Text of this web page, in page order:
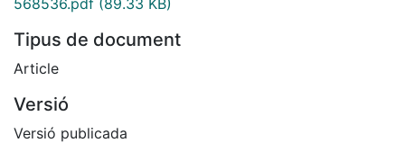
Tipus de document
Article
Versió
Versió publicada